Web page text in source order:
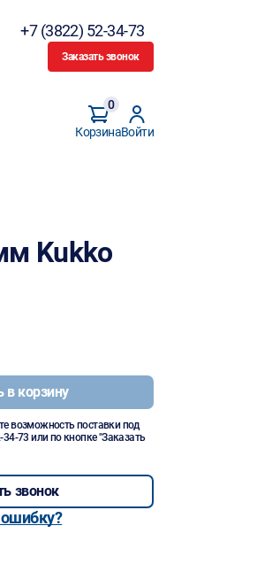
+7 (3822) 52-34-73
Заказать звонок
Корзина
0
Войти
Kukko
в корзину
возможность поставки под
34-73 или по кнопке "Заказать
звонок